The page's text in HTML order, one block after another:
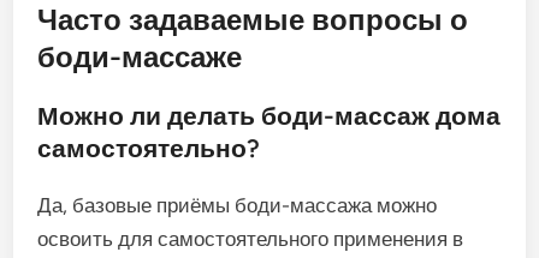
Часто задаваемые вопросы о
боди-массаже
Можно ли делать боди-массаж дома
самостоятельно?
Да, базовые приёмы боди-массажа можно
освоить для самостоятельного применения в